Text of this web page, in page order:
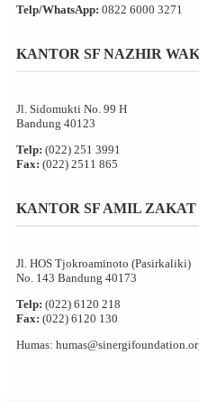
Telp/WhatsApp: 0822 6000 3271
KANTOR SF NAZHIR
Jl. Sidomukti No. 99 H
Bandung 40123
Telp: (022) 251 3991
Fax: (022) 2511 865
KANTOR SF AMIL ZAKAT
Jl. HOS Tjokroaminoto (Pasirkaliki)
No. 143 Bandung 40173
Telp: (022) 6120 218
Fax: (022) 6120 130
Humas: